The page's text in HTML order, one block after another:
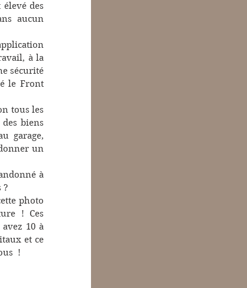
des
aucun
à la
sécurité
le Front
tous les
biens
garage,
un
à
?
photo
! Ces
10 à
et ce
!